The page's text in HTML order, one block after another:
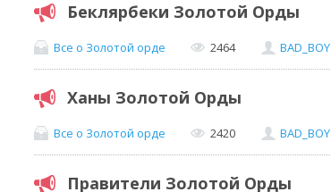
Беклярбеки Золотой Орды
Все о Золотой орде 2464 BAD_BOY
Ханы Золотой Орды
Все о Золотой орде 2420 BAD_BOY
Правители Золотой Орды